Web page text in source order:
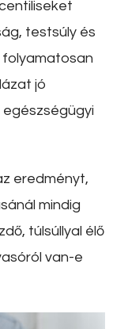
testsúly és
jó
egészségügyi
eredményt,
mindig
túlsúllyal élő
van-e